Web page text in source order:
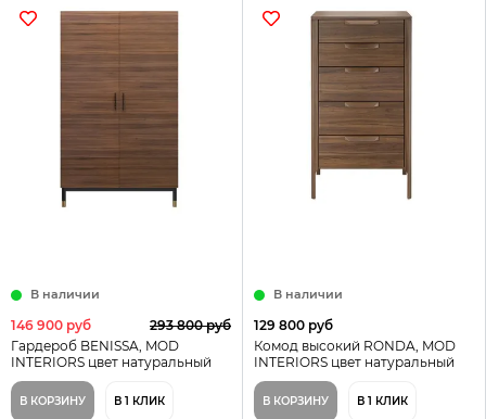
В наличии
146 900 руб
293 800 руб
Гардероб BENISSA, MOD
INTERIORS цвет натуральный
В КОРЗИНУ В 1 КЛИК
В наличии
129 800 руб
Комод высокий RONDA, MOD
INTERIORS цвет натуральный
В КОРЗИНУ В 1 КЛИК